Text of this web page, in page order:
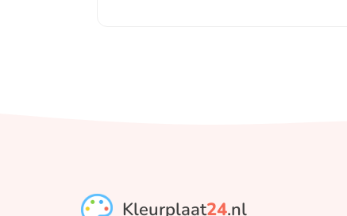
Kleurplaat24.nl